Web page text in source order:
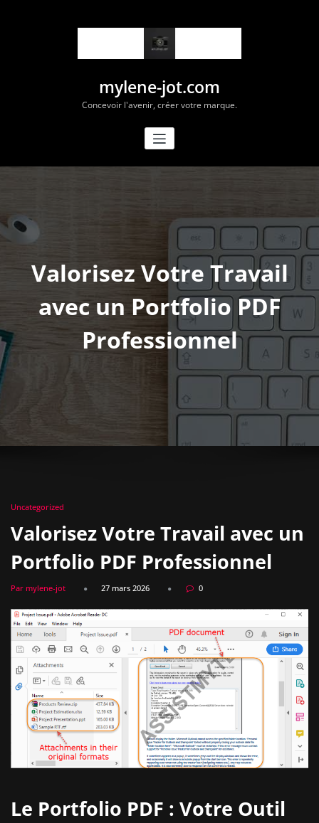
mylene-jot.com
Concevoir l'avenir, créer votre marque.
Valorisez Votre Travail
avec un Portfolio PDF
Professionnel
Uncategorized
Valorisez Votre Travail avec un
Portfolio PDF Professionnel
Par mylene-jot 27 mars 2026 0
Le Portfolio PDF : Votre Outil